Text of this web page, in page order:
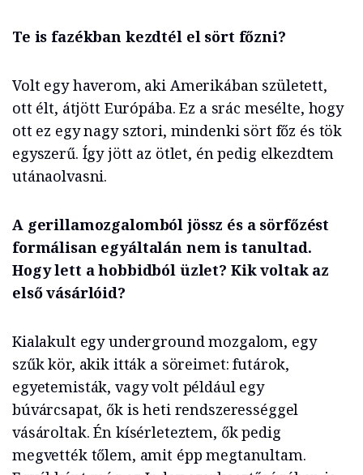
Te is fazékban kezdtél el sört főzni?
Volt egy haverom, aki Amerikában született,
ott élt, átjött Európába. Ez a srác mesélte, hogy
ott ez egy nagy sztori, mindenki sört főz és tök
egyszerű. Így jött az ötlet, én pedig elkezdtem
utánaolvasni.
A gerillamozgalomból jössz és a sörfőzést
formálisan egyáltalán nem is tanultad.
Hogy lett a hobbidból üzlet? Kik voltak az
első vásárlóid?
Kialakult egy underground mozgalom, egy
szűk kör, akik itták a söreimet: futárok,
egyetemisták, vagy volt például egy
búvárcsapat, ők is heti rendszerességgel
vásároltak. Én kísérleteztem, ők pedig
megvették tőlem, amit épp megtanultam.